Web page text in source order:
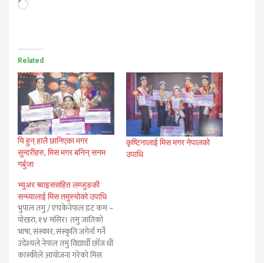
Loading…
Related
यि हुन् हालै छानिएका मगर
सुन्दरीहरु, मिस मगर बनिन् सनम
गर्बुजा
कृष्टिनालाई मिस मगर नेपालको
उपाधि
भ्युअर च्वाइससहित लम्जुङकी
सन्ध्यालाई मिस तमुस्योको उपाधि
भुपाल तमु / एचकेनेपाल डट कम –
पोखरा, १४ मंसिर। तमु जातिको
भाषा, संस्कार, संस्कृति जगेर्ना गर्ने
उदेश्यले नेपाल तमु विद्यार्थी छोँज धीं
कास्कीले आयोजना गरेको मिस